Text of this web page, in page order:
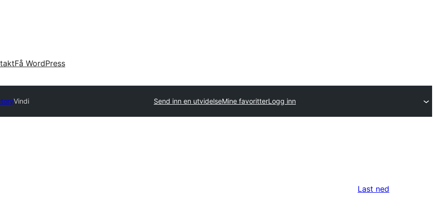
Få WordPress
Vindi Send inn en utvidelseMine favoritterLogg inn
Last ned